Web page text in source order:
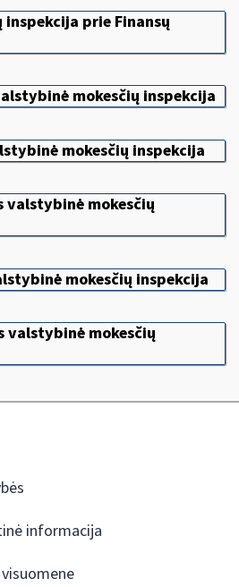
prie Finansų
mokesčių inspekcija
mokesčių inspekcija
mokesčių
mokesčių inspekcija
valstybinė mokesčių
informacija